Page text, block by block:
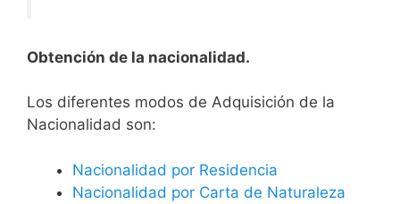
Obtención de la nacionalidad.
​​​Los diferentes modos de Adquisición de la
Nacionalidad son:
Nacionalidad por Residencia
Nacionalidad por Carta de Naturaleza